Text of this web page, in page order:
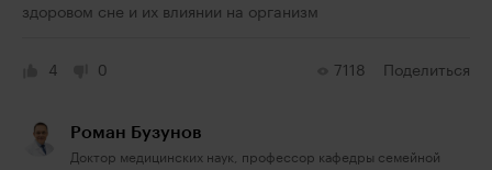
здоровом сне и их влиянии на организм
4 0 7118 Поделиться
Роман Бузунов
Доктор медицинских наук, профессор кафедры семейной